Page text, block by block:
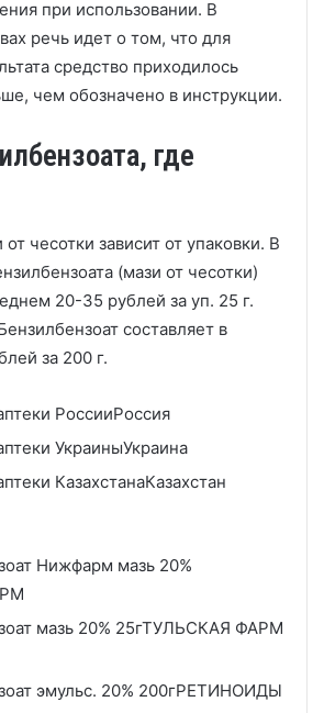
при использовании. В
речь идет о том, что для
средство приходилось
чем обозначено в инструкции.
где
чесотки зависит от упаковки. В
(мази от чесотки)
20-35 рублей за уп. 25 г.
составляет в
за 200 г.
РоссииРоссия
УкраиныУкраина
КазахстанаКазахстан
Нижфарм мазь 20%
мазь 20% 25гТУЛЬСКАЯ ФАРМ
эмульс. 20% 200гРЕТИНОИДЫ